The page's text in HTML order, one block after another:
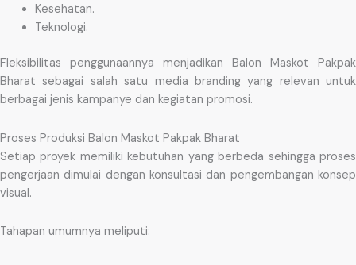
Kesehatan.
Teknologi.
Fleksibilitas penggunaannya menjadikan Balon Maskot Pakpak
Bharat sebagai salah satu media branding yang relevan untuk
berbagai jenis kampanye dan kegiatan promosi.
Proses Produksi Balon Maskot Pakpak Bharat
Setiap proyek memiliki kebutuhan yang berbeda sehingga proses
pengerjaan dimulai dengan konsultasi dan pengembangan konsep
visual.
Tahapan umumnya meliputi: